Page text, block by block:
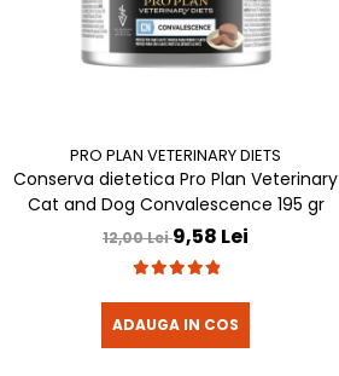
PRO PLAN VETERINARY DIETS
Conserva dietetica Pro Plan Veterinary
Cat and Dog Convalescence 195 gr
12,00 Lei9,58 Lei
ADAUGA IN COS